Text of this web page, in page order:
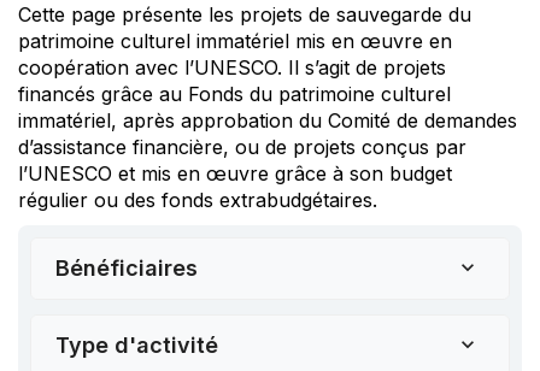
Cette page présente les projets de sauvegarde du
patrimoine culturel immatériel mis en œuvre en
coopération avec l’UNESCO. Il s’agit de projets
financés grâce au Fonds du patrimoine culturel
immatériel, après approbation du Comité de demandes
d’assistance financière, ou de projets conçus par
l’UNESCO et mis en œuvre grâce à son budget
régulier ou des fonds extrabudgétaires.
Bénéficiaires
Type d'activité